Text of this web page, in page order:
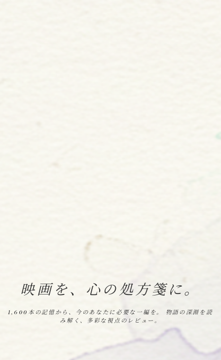
映画を、心の処方箋に。
1,600本の記憶から、今のあなたに必要な一編を。 物語の深淵を読
み解く、多彩な視点のレビュー。